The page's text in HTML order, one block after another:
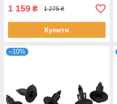
1 159 ₴ 1 275 ₴
Купити
–10%